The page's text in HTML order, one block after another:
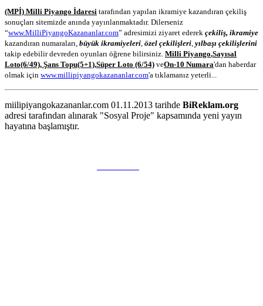
(MPİ) Milli Piyango İdaresi tarafından yapılan ikramiye kazandıran çekiliş
sonuçları sitemizde anında yayınlanmaktadır. Dilerseniz
“www.MilliPiyangoKazananlar.com” adresimizi ziyaret ederek çekiliş, ikramiye
kazandıran numaraları, büyük ikramiyeleri özel çekilişleri yılbaşı çekilişlerini
takip edebilir devreden oyunları öğrene bilirsiniz. Milli Piyango,Sayısal
Loto(6/49), Şans Topu(5+1),Süper Loto (6/54) veOn-10 Numara'dan haberdar
olmak için www.millipiyangokazananlar.com'a tıklamanız yeterli...
miilipiyangokazananlar.com 01.11.2013 tarihde BiReklam.org
adresi tarafından alınarak "Sosyal Proje" kapsamında yeni yayın
hayatına başlamıştır.